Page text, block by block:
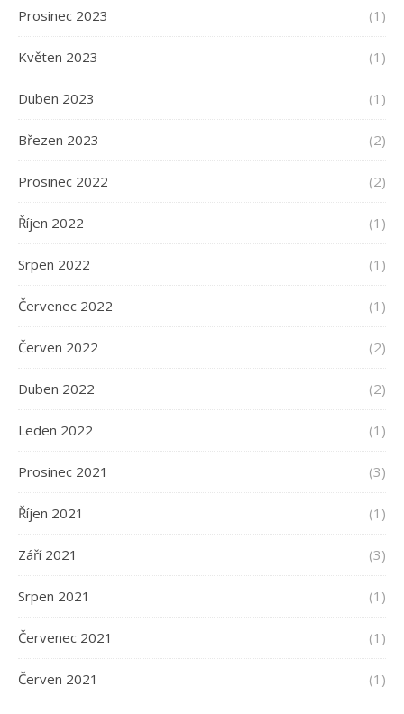
Prosinec 2023 (1)
Květen 2023 (1)
Duben 2023 (1)
Březen 2023 (2)
Prosinec 2022 (2)
Říjen 2022 (1)
Srpen 2022 (1)
Červenec 2022 (1)
Červen 2022 (2)
Duben 2022 (2)
Leden 2022 (1)
Prosinec 2021 (3)
Říjen 2021 (1)
Září 2021 (3)
Srpen 2021 (1)
Červenec 2021 (1)
Červen 2021 (1)